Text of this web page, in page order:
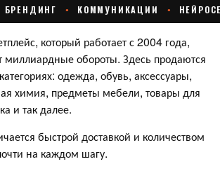
который работает с 2004 года,
миллиардные обороты. Здесь продаются
одежда, обувь, аксессуары,
химия, предметы мебели, товары для
и так далее.
быстрой доставкой и количеством
на каждом шагу.